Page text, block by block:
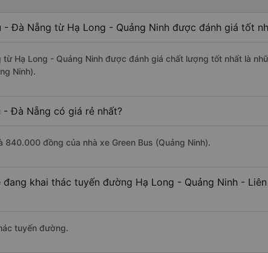
- Đà Nẵng từ Hạ Long - Quảng Ninh được đánh giá tốt
từ Hạ Long - Quảng Ninh được đánh giá chất lượng tốt nhất là
Ninh).
- Đà Nẵng có giá rẻ nhất?
840.000 đồng của nhà xe Green Bus (Quảng Ninh).
đang khai thác tuyến đường Hạ Long - Quảng Ninh - Liên
tuyến đường.